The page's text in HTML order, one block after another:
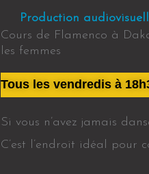
Production
Cours de Flamenco à
les femmes
Tous les vendredis à
Si vous n’avez jamais
C’est l’endroit idéal pour